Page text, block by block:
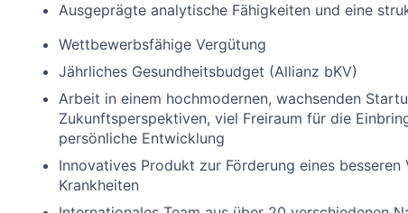
Ausgeprägte analytische Fähigkeiten und eine
Wettbewerbsfähige Vergütung
Jährliches Gesundheitsbudget (Allianz bKV)
Arbeit in einem hochmodernen, wachsenden
Zukunftsperspektiven, viel Freiraum für die
persönliche Entwicklung
Innovatives Produkt zur Förderung eines
Krankheiten